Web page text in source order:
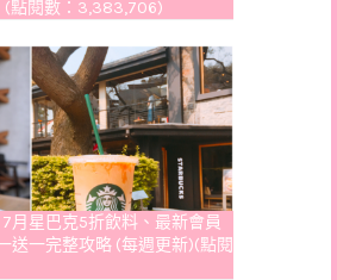
(點閱數：3,383,706)
月星巴克5折飲料、最新會員
送一完整攻略 (每週更新)(點閱